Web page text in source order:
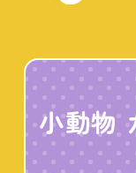
小動物